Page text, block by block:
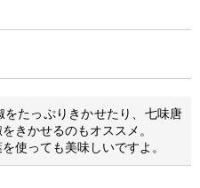
をたっぷりきかせたり、七味唐
きかせるのもオススメ。
使っても美味しいですよ。